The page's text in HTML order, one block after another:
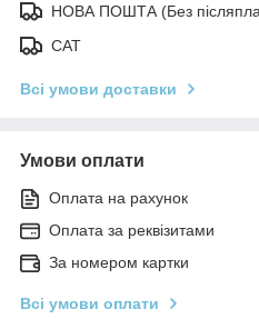
НОВА ПОШТА (Без
САТ
Всі умови доставки
Умови оплати
Оплата на рахунок
Оплата за реквізитами
За номером картки
Всі умови оплати